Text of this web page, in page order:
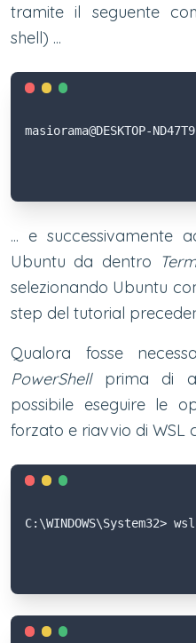
tramite il seguente
shell) ...
masiorama@DESKTOP-
... e successivamente
Ubuntu da dentro
selezionando Ubuntu
step del tutorial
Qualora fosse
PowerShellprima di
possibile eseguire le
forzato e riavvio di WSL
C:\WINDOWS\System32>